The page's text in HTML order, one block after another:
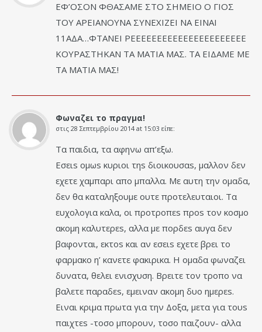
ΕΦ’ΟΣΟΝ ΦΘΑΣΑΜΕ ΣΤΟ ΣΗΜΕΙΟ Ο ΓΙΟΣ
ΤΟΥ ΑΡΕΙΑΝΟΥΝΑ ΣΥΝΕΧΙΖΕΙ ΝΑ ΕΙΝΑΙ
11ΑΔΑ…ΦΤΑΝΕΙ ΡΕΕΕΕΕΕΕΕΕΕΕΕΕΕΕΕΕΕΕΕΕΕ
ΚΟΥΡΑΣΤΗΚΑΝ ΤΑ ΜΑΤΙΑ ΜΑΣ. ΤΑ ΕΙΔΑΜΕ ΜΕ
ΤΑ ΜΑΤΙΑ ΜΑΣ!
Φωναζει το πραγμα!
στις 28 Σεπτεμβρίου 2014 at 15:03 είπε:
Τα παιδια, τα αφηνω απ’εξω.
Εσειs ομωs κυριοι τηs διοικουσαs, μαλλον δεν
εχετε χαμπαρι απο μπαλλα. Με αυτη την ομαδα,
δεν θα καταληξουμε ουτε προτελευταιοι. Τα
ευχολογια καλα, οι προτροπεs προs τον κοσμο
ακομη καλυτερεs, αλλα με πορδεs αυγα δεν
βαφονται, εκτοs και αν εσειs εχετε βρει το
φαρμακο η’ κανετε φακιρικα. Η ομαδα φωναζει
δυνατα, θελει ενισχυση. Βρειτε τον τροπο να
βαλετε παραδεs, εμειναν ακομη δυο ημερεs.
Ειναι κριμα πρωτα για την Δοξα, μετα για τουs
παιχτεs -τοσο μπορουν, τοσο παιζουν- αλλα